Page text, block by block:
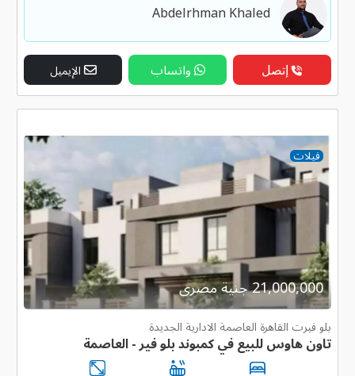
Abdelrhman Khaled
إتصل واتساب الإيميل
فيلات
21,000,000 جنية مصرى
بلو فيرت القاهرة العاصمة الادارية الجديدة
تاون هاوس للبيع في كمبوند بلو فير - العاصمة